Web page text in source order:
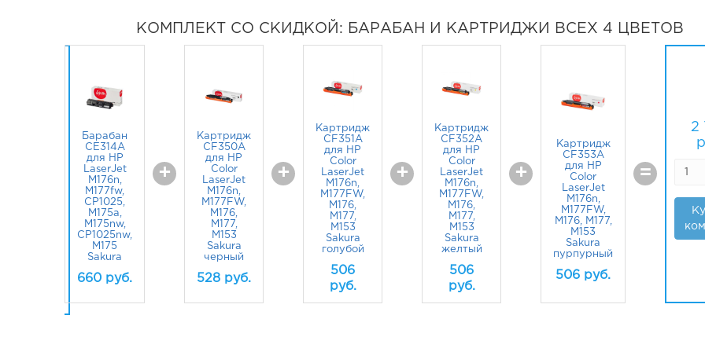
КОМПЛЕКТ СО СКИДКОЙ: БАРАБАН И КАРТРИДЖИ ВСЕХ 4 ЦВЕТОВ
Барабан
CE314A
для HP
LaserJet
M176n,
M177fw,
CP1025,
M175a,
M175nw,
CP1025nw,
M175
Sakura
660 руб.
+
Картридж
CF350A
для HP
Color
LaserJet
M176n,
M177FW,
M176,
M177,
M153
Sakura
черный
528 руб.
+
Картридж
CF351A
для HP
Color
LaserJet
M176n,
M177FW,
M176,
M177,
M153
Sakura
голубой
506
руб.
+
Картридж
CF352A
для HP
Color
LaserJet
M176n,
M177FW,
M176,
M177,
M153
Sakura
желтый
506
руб.
+
Картридж
CF353A
для HP
Color
LaserJet
M176n,
M177FW,
M176, M177,
M153
Sakura
пурпурный
506 руб.
=
2